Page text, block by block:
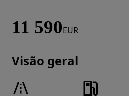
11 590EUR
Visão geral